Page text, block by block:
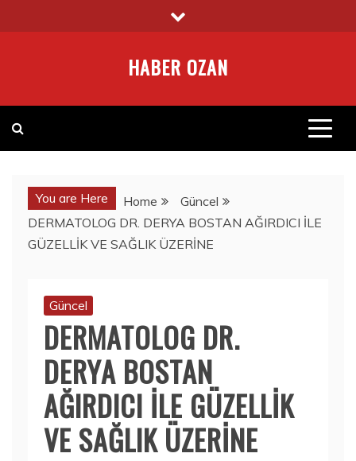
to
HABER OZAN
You are Here Home
Güncel
DERMATOLOG DR. DERYA BOSTAN AĞIRDICI İLE
GÜZELLİK VE SAĞLIK ÜZERİNE
Güncel
DERMATOLOG DR.
DERYA BOSTAN
AĞIRDICI İLE GÜZELLİK
VE SAĞLIK ÜZERİNE